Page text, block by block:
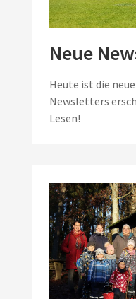
Neue
Heute ist die
Newsletters
Lesen!